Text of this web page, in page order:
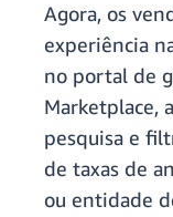
Agora, os
experiência
no portal de
Marketplace,
pesquisa e
de taxas de
ou entidade